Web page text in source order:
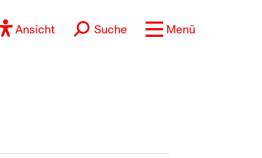
Ansicht Suche Menü